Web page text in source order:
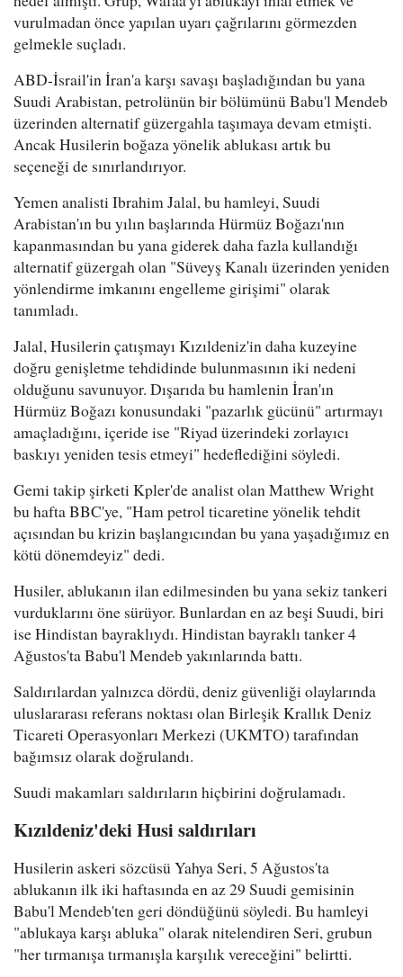
vurulmadan önce yapılan uyarı çağrılarını görmezden
gelmekle suçladı.
ABD-İsrail'in İran'a karşı savaşı başladığından bu yana
Suudi Arabistan, petrolünün bir bölümünü Babu'l Mendeb
üzerinden alternatif güzergahla taşımaya devam etmişti.
Ancak Husilerin boğaza yönelik ablukası artık bu
seçeneği de sınırlandırıyor.
Yemen analisti Ibrahim Jalal, bu hamleyi, Suudi
Arabistan'ın bu yılın başlarında Hürmüz Boğazı'nın
kapanmasından bu yana giderek daha fazla kullandığı
alternatif güzergah olan "Süveyş Kanalı üzerinden yeniden
yönlendirme imkanını engelleme girişimi" olarak
tanımladı.
Jalal, Husilerin çatışmayı Kızıldeniz'in daha kuzeyine
doğru genişletme tehdidinde bulunmasının iki nedeni
olduğunu savunuyor. Dışarıda bu hamlenin İran'ın
Hürmüz Boğazı konusundaki "pazarlık gücünü" artırmayı
amaçladığını, içeride ise "Riyad üzerindeki zorlayıcı
baskıyı yeniden tesis etmeyi" hedeflediğini söyledi.
Gemi takip şirketi Kpler'de analist olan Matthew Wright
bu hafta BBC'ye, "Ham petrol ticaretine yönelik tehdit
açısından bu krizin başlangıcından bu yana yaşadığımız en
kötü dönemdeyiz" dedi.
Husiler, ablukanın ilan edilmesinden bu yana sekiz tankeri
vurduklarını öne sürüyor. Bunlardan en az beşi Suudi, biri
ise Hindistan bayraklıydı. Hindistan bayraklı tanker 4
Ağustos'ta Babu'l Mendeb yakınlarında battı.
Saldırılardan yalnızca dördü, deniz güvenliği olaylarında
uluslararası referans noktası olan Birleşik Krallık Deniz
Ticareti Operasyonları Merkezi (UKMTO) tarafından
bağımsız olarak doğrulandı.
Suudi makamları saldırıların hiçbirini doğrulamadı.
Kızıldeniz'deki Husi saldırıları
Husilerin askeri sözcüsü Yahya Seri, 5 Ağustos'ta
ablukanın ilk iki haftasında en az 29 Suudi gemisinin
Babu'l Mendeb'ten geri döndüğünü söyledi. Bu hamleyi
"ablukaya karşı abluka" olarak nitelendiren Seri, grubun
"her tırmanışa tırmanışla karşılık vereceğini" belirtti.